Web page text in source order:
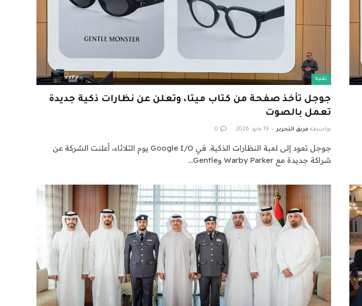
تقنية
جوجل تأخذ صفحة من كتاب ميتا، وتعلن عن نظارات ذكية جديدة
تعمل بالصوت
بواسطة فريق التحرير 19 مايو، 2026 0
جوجل تعود إلى لعبة النظارات الذكية. في Google I/O يوم الثلاثاء، أعلنت الشركة عن
شراكة جديدة مع Warby Parker وGentle…